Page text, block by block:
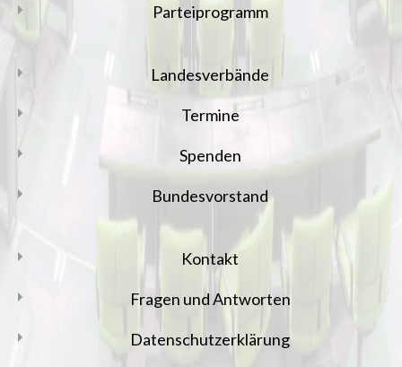
Parteiprogramm
Landesverbände
Termine
Spenden
Bundesvorstand
Kontakt
Fragen und Antworten
Datenschutzerklärung